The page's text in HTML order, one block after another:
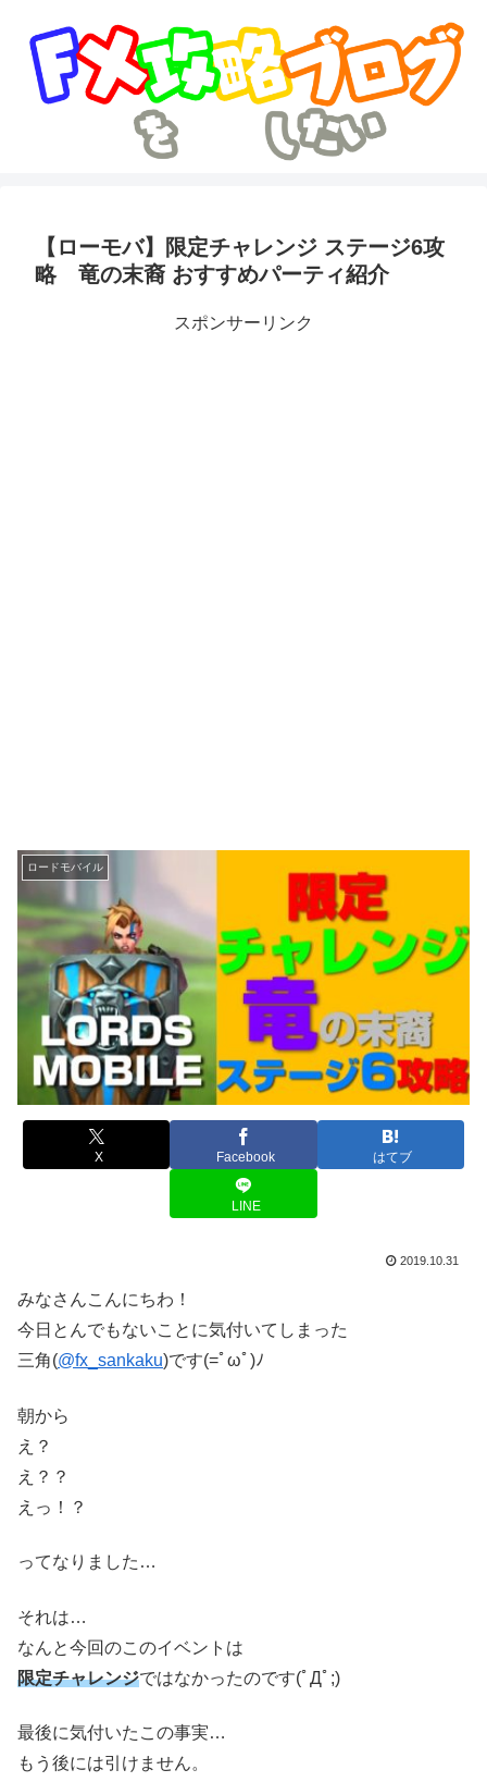
【ローモバ】限定チャレンジ ステージ6攻
略 竜の末裔 おすすめパーティ紹介
スポンサーリンク
ロードモバイル
X Facebook はてブ
LINE
2019.10.31
みなさんこんにちわ！
今日とんでもないことに気付いてしまった
三角(@fx_sankaku)です(=ﾟωﾟ)ﾉ
朝から
え？
え？？
えっ！？
ってなりました…
それは…
なんと今回のこのイベントは
限定チャレンジではなかったのです(ﾟДﾟ;)
最後に気付いたこの事実…
もう後には引けません。